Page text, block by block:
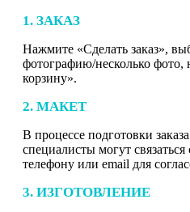
1. ЗАКАЗ
Нажмите «Сделать заказ»,
фотографию/несколько фото,
корзину».
2. МАКЕТ
В процессе подготовки
специалисты могут
телефону или email для
3. ИЗГОТОВЛЕНИЕ